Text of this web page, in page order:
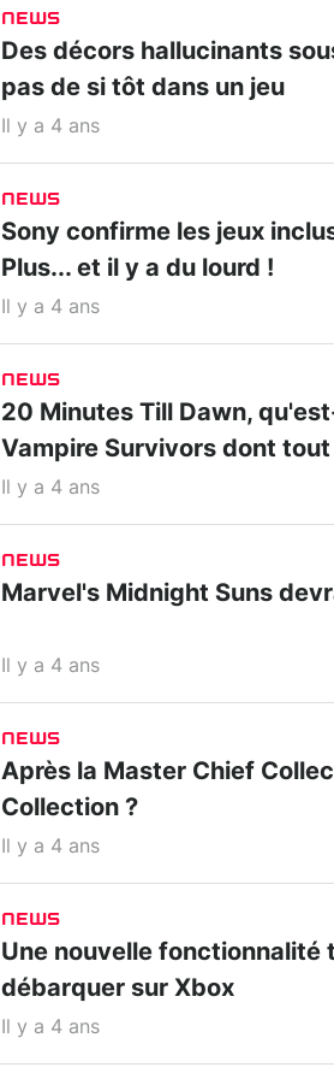
NEWS
Des décors hallucinants
pas de si tôt dans un jeu
Il y a 4 ans
NEWS
Sony confirme les jeux
Plus... et il y a du lourd !
Il y a 4 ans
NEWS
20 Minutes Till Dawn,
Vampire Survivors dont
Il y a 4 ans
NEWS
Marvel's Midnight Suns
Il y a 4 ans
NEWS
Après la Master Chief
Collection ?
Il y a 4 ans
NEWS
Une nouvelle
débarquer sur Xbox
Il y a 4 ans